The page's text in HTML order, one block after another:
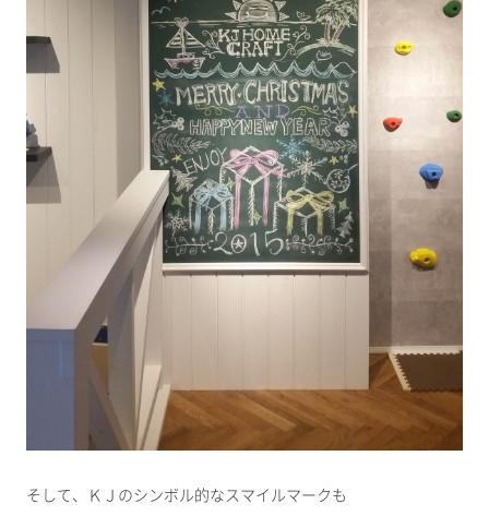
そして、ＫＪのシンボル的なスマイルマークも